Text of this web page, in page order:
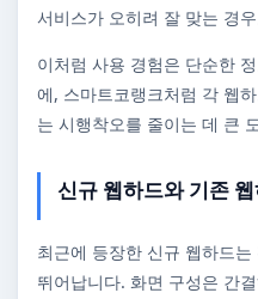
서비스가 오히려 잘 맞는 경
이처럼 사용 경험은 단순한
에, 스마트코랭크처럼 각 웹
는 시행착오를 줄이는 데 큰
신규 웹하드와 기존
최근에 등장한 신규 웹하드
뛰어납니다. 화면 구성은 간